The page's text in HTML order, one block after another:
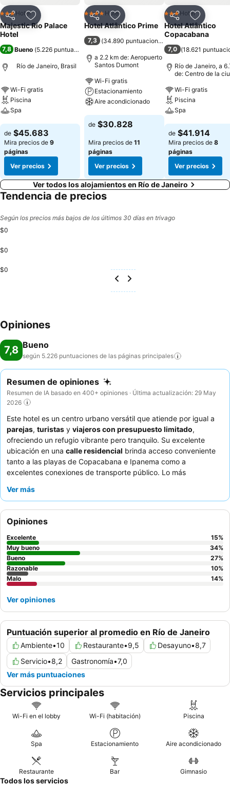
CompartirAgregar a favoritos
3 Estrellas
Hotel
Majestic Rio Palace
Hotel
7,8 Bueno (5.226 puntuaciones
Río de Janeiro, Brasil
Wi-Fi gratis
Piscina
Spa
Ver precios
de $45.683
Mira precios de 9
páginas
Ver precios
CompartirAgregar a favoritos
4 EstrellasHotel
Hotel Atlântico Prime
7,3 (34.890 puntuaciones
a 2.2 km de: Aeropuerto
Santos Dumont
Wi-Fi gratis
Estacionamiento
Aire acondicionado
Ver precios
de $30.828
Mira precios de 11
páginas
Ver precios
CompartirAgregar
3 Estrellas
Hotel
Hotel Atlântico
Copacabana
7,0 (18.621
Río de Janeiro, a
de: Centro de la
Wi-Fi gratis
Piscina
Spa
Ver precios
de $41.914
Mira precios de 8
páginas
Ver precios
Ver todos los alojamientos en Río de Janeiro
Tendencia de precios
Según los precios más bajos de los últimos 30 días en trivago
$0
$0
$0
Opiniones
7,8 Bueno
según 5.226 puntuaciones de las páginas principales
Resumen de opiniones
Resumen de IA basado en 400+ opiniones · Última actualización: 29 May
2026
Este hotel es un centro urbano versátil que atiende por igual a
parejas, turistas y viajeros con presupuesto limitado,
ofreciendo un refugio vibrante pero tranquilo. Su excelente
ubicación en una calle residencial brinda acceso conveniente
tanto a las playas de Copacabana e Ipanema como a
excelentes conexiones de transporte público. Lo más
vistas panorámicas, perfecta para relajarse después de un día
personal atento y servicial
con una amplia variedad de opciones. Para una experiencia más
tranquila, considere solicitar una habitación con vistas al jardín.
Ver más
Puntuación superior al promedio en Río de Janeiro
Ambiente•10 Restaurante•9,5 Desayuno•8,7
Servicio•8,2 Gastronomía•7,0
Ver más puntuaciones
Opiniones
Excelente 15%
Muy bueno
34%
Bueno
27%
Razonable
10%
Malo
14%
Ver opiniones
Servicios principales
Wi-Fi en el lobby Wi-Fi (habitación) Piscina
Spa Estacionamiento Aire acondicionado
Restaurante Bar Gimnasio
Todos los servicios